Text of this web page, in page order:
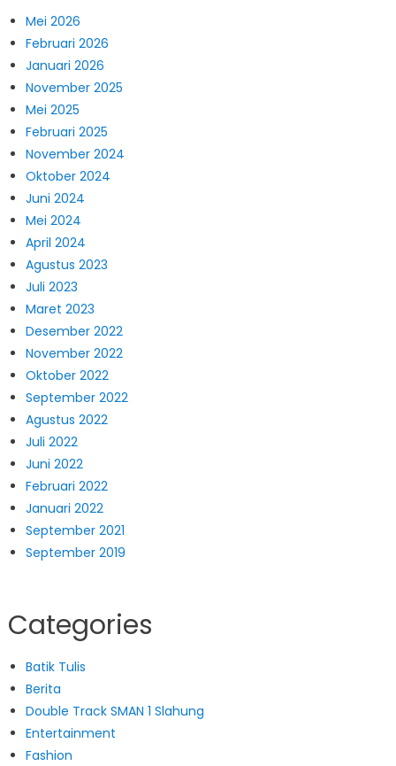
Mei 2026
Februari 2026
Januari 2026
November 2025
Mei 2025
Februari 2025
November 2024
Oktober 2024
Juni 2024
Mei 2024
April 2024
Agustus 2023
Juli 2023
Maret 2023
Desember 2022
November 2022
Oktober 2022
September 2022
Agustus 2022
Juli 2022
Juni 2022
Februari 2022
Januari 2022
September 2021
September 2019
Categories
Batik Tulis
Berita
Double Track SMAN 1 Slahung
Entertainment
Fashion